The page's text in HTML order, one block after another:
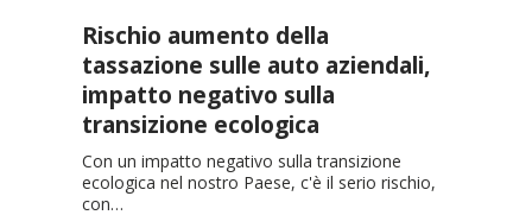
Rischio aumento della
tassazione sulle auto aziendali,
impatto negativo sulla
transizione ecologica
Con un impatto negativo sulla transizione
ecologica nel nostro Paese, c'è il serio rischio,
con…